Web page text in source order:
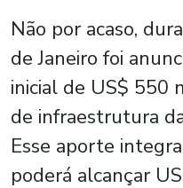
Não por acaso,
de Janeiro foi
inicial de US$ 550
de infraestrutura
Esse aporte
poderá alcançar